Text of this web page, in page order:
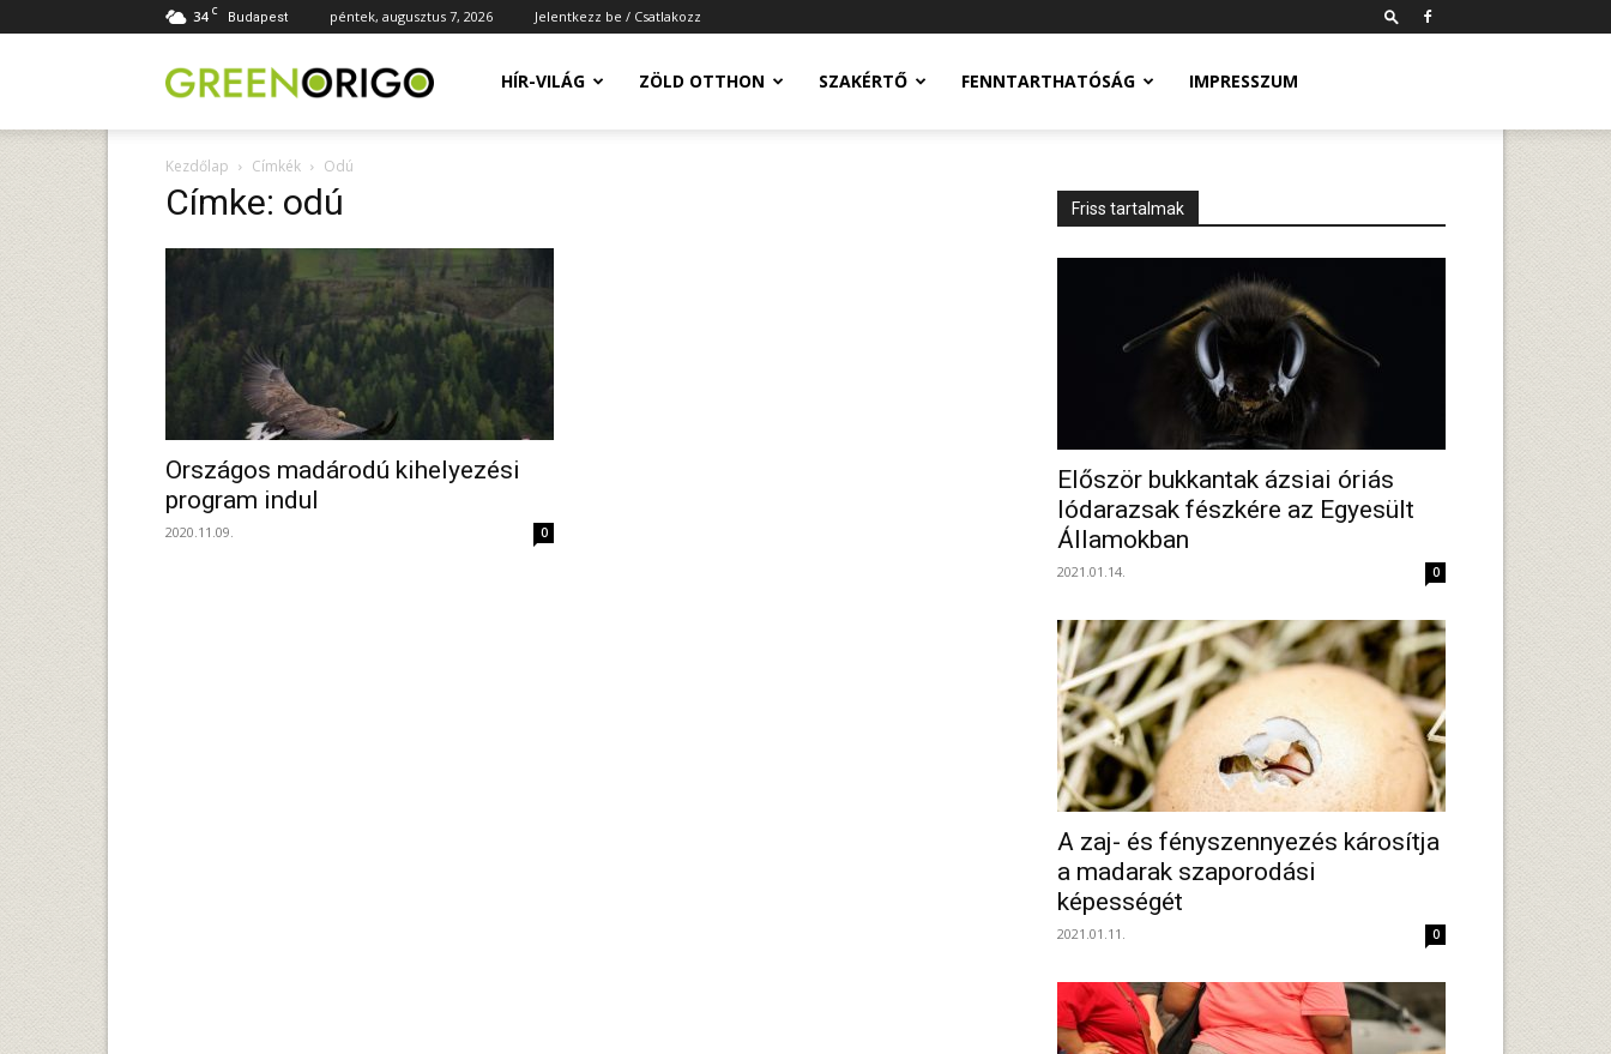
34 C Budapest péntek, augusztus 7, 2026 Jelentkezz be / Csatlakozz
Green
portál
HÍR-VILÁG ZÖLD OTTHON SZAKÉRTŐ FENNTARTHATÓSÁG IMPRESSZUM
Kezdőlap Címkék Odú
Címke: odú
Országos madárodú kihelyezési
program indul
2020.11.09. 0
Friss tartalmak
Először bukkantak ázsiai óriás
lódarazsak fészkére az Egyesült
Államokban
2021.01.14. 0
A zaj- és fényszennyezés károsítja
a madarak szaporodási
képességét
2021.01.11. 0